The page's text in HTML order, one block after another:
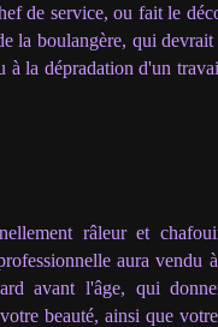
de service, ou fait le
la boulangère, qui
à la dépradation d'un
râleur et
aura vendu
avant l'âge, qui
beauté, ainsi que